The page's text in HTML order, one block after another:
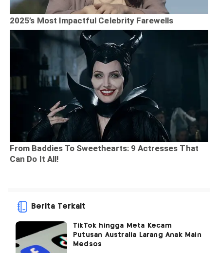
Berita Terkait
TikTok hingga Meta Kecam
Putusan Australia Larang Anak Main
Medsos